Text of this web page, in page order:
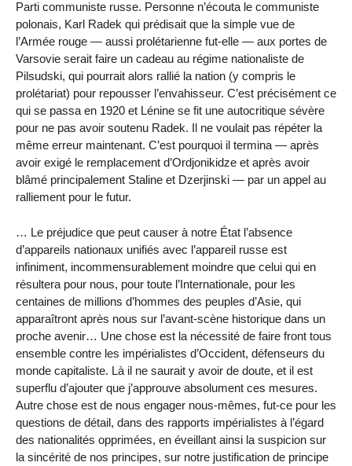
Parti communiste russe. Personne n’écouta le communiste
polonais, Karl Radek qui prédisait que la simple vue de
l’Armée rouge — aussi prolétarienne fut-elle — aux portes de
Varsovie serait faire un cadeau au régime nationaliste de
Pilsudski, qui pourrait alors rallié la nation (y compris le
prolétariat) pour repousser l’envahisseur. C’est précisément ce
qui se passa en 1920 et Lénine se fit une autocritique sévère
pour ne pas avoir soutenu Radek. Il ne voulait pas répéter la
même erreur maintenant. C’est pourquoi il termina — après
avoir exigé le remplacement d’Ordjonikidze et après avoir
blâmé principalement Staline et Dzerjinski — par un appel au
ralliement pour le futur.
… Le préjudice que peut causer à notre État l’absence
d’appareils nationaux unifiés avec l’appareil russe est
infiniment, incommensurablement moindre que celui qui en
résultera pour nous, pour toute l’Internationale, pour les
centaines de millions d’hommes des peuples d’Asie, qui
apparaîtront après nous sur l’avant-scène historique dans un
proche avenir… Une chose est la nécessité de faire front tous
ensemble contre les impérialistes d’Occident, défenseurs du
monde capitaliste. Là il ne saurait y avoir de doute, et il est
superflu d’ajouter que j’approuve absolument ces mesures.
Autre chose est de nous engager nous-mêmes, fut-ce pour les
questions de détail, dans des rapports impérialistes à l’égard
des nationalités opprimées, en éveillant ainsi la suspicion sur
la sincérité de nos principes, sur notre justification de principe